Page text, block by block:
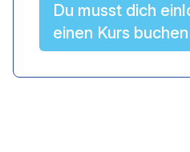
Du musst dich
einen Kurs